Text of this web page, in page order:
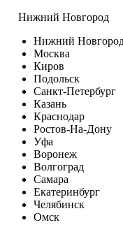
Нижний Новгород
Нижний
Москва
Киров
Подольск
Санкт-Петербург
Казань
Краснодар
Ростов-На-Дону
Уфа
Воронеж
Волгоград
Самара
Екатеринбург
Челябинск
Омск